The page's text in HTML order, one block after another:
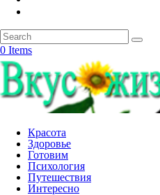
0 Items
Красота
Здоровье
Готовим
Психология
Путешествия
Интересно